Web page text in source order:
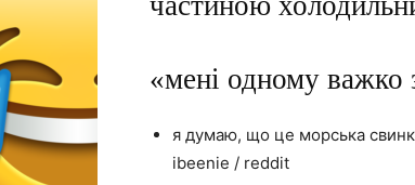
«мені одному важко
я думаю, що це морська
ibeenie / reddit